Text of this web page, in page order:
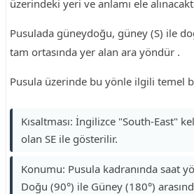
üzerindeki yeri ve anlamı ele
Pusulada güneydoğu, güney (S) ile
tam ortasında yer alan ara yöndür .
Pusula üzerinde bu yönle ilgili temel
Kısaltması: İngilizce "South-East"
olan SE ile gösterilir.
Konumu: Pusula kadranında saat
Doğu (90°) ile Güney (180°)